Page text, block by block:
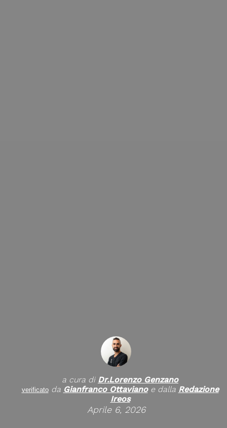
a cura di Dr.Lorenzo Genzano
verificatoda Gianfranco Ottavianoe dalla Redazione
Ireos
Aprile 6, 2026